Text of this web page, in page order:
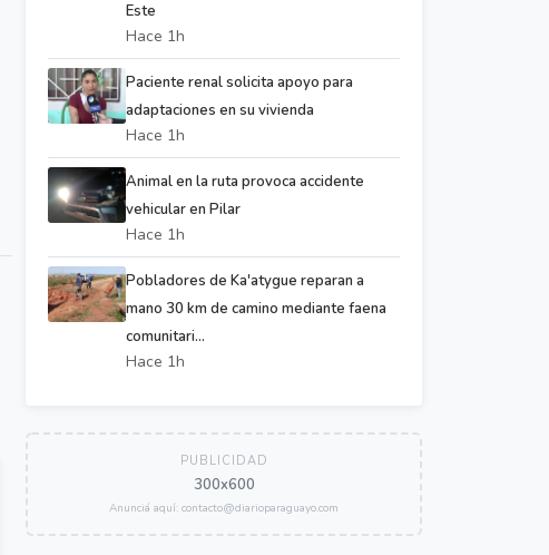
Este
Hace 1h
Paciente renal solicita apoyo para
adaptaciones en su vivienda
Hace 1h
Animal en la ruta provoca accidente
vehicular en Pilar
Hace 1h
Pobladores de Ka'atygue reparan a
mano 30 km de camino mediante faena
comunitari...
Hace 1h
PUBLICIDAD
300x600
Anunciá aquí: contacto@diarioparaguayo.com